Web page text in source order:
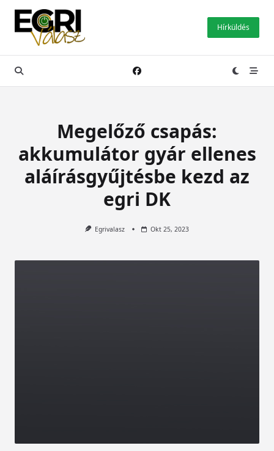
Skip
content
Hírküldés
Megelőző csapás:
akkumulátor gyár ellenes
aláírásgyűjtésbe kezd az
egri DK
Egrivalasz Okt 25, 2023